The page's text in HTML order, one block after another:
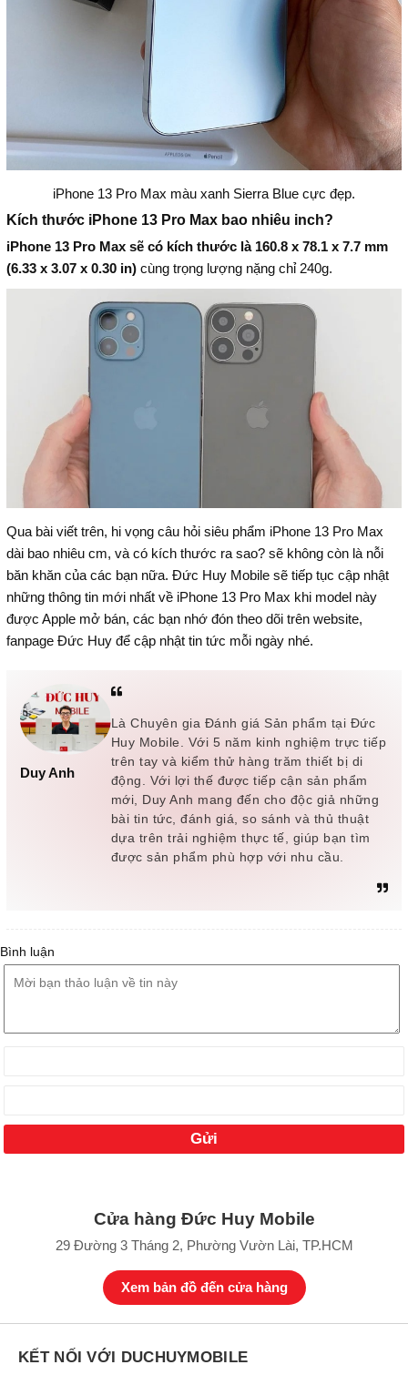
iPhone 13 Pro Max màu xanh Sierra Blue cực đẹp.
Kích thước iPhone 13 Pro Max bao nhiêu inch?
iPhone 13 Pro Max sẽ có kích thước là 160.8 x 78.1 x 7.7 mm
(6.33 x 3.07 x 0.30 in) cùng trọng lượng nặng chỉ 240g.
Qua bài viết trên, hi vọng câu hỏi siêu phẩm iPhone 13 Pro Max
dài bao nhiêu cm, và có kích thước ra sao? sẽ không còn là nỗi
băn khăn của các bạn nữa. Đức Huy Mobile sẽ tiếp tục cập nhật
những thông tin mới nhất về iPhone 13 Pro Max khi model này
được Apple mở bán, các bạn nhớ đón theo dõi trên website,
fanpage Đức Huy để cập nhật tin tức mỗi ngày nhé.
Duy Anh
Là Chuyên gia Đánh giá Sản phẩm tại Đức
Huy Mobile. Với 5 năm kinh nghiệm trực tiếp
trên tay và kiểm thử hàng trăm thiết bị di
động. Với lợi thế được tiếp cận sản phẩm
mới, Duy Anh mang đến cho độc giả những
bài tin tức, đánh giá, so sánh và thủ thuật
dựa trên trải nghiệm thực tế, giúp bạn tìm
được sản phẩm phù hợp với nhu cầu.
Bình luận
Cửa hàng Đức Huy Mobile
29 Đường 3 Tháng 2, Phường Vườn Lài, TP.HCM
Xem bản đồ đến cửa hàng
KẾT NỐI VỚI DUCHUYMOBILE